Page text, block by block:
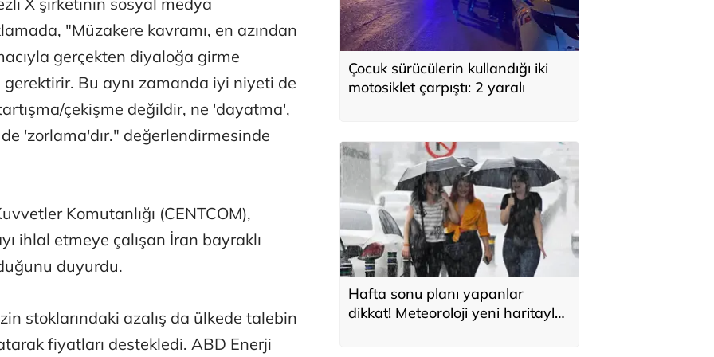
"Müzakere kavramı, en azından
gerçekten diyaloğa girme
Bu aynı zamanda iyi niyeti de
çekişme değildir, ne 'dayatma',
'zorlama'dır." değerlendirmesinde
Komutanlığı (CENTCOM),
ihlal etmeye çalışan İran bayraklı
duyurdu.
stoklarındaki azalış da ülkede talebin
fiyatları destekledi. ABD Enerji
Çocuk sürücülerin kullandığı iki
motosiklet çarpıştı: 2 yaralı
Hafta sonu planı yapanlar
dikkat! Meteoroloji yeni haritayla